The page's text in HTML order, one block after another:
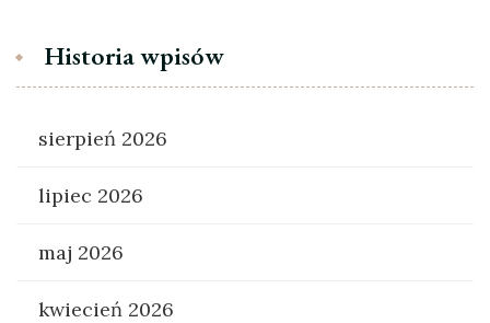
Historia wpisów
sierpień 2026
lipiec 2026
maj 2026
kwiecień 2026